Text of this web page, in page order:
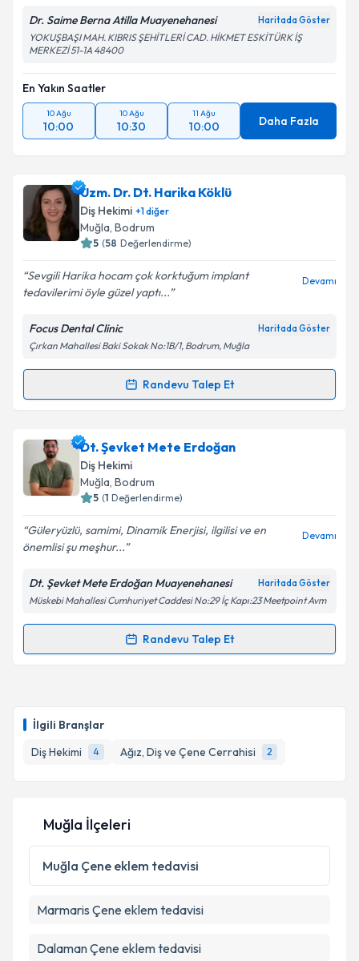
İlgili Branşlar
Diş Hekimi
4 Ağız, Diş ve Çene Cerrahisi 2
Dr. Saime Berna Atilla Muayenehanesi Haritada Göster
YOKUŞBAŞI MAH. KIBRIS ŞEHİTLERİ CAD. HİKMET ESKİTÜRK İŞ
MERKEZİ 51-1A 48400
En Yakın Saatler
10 Ağu
10:00
10 Ağu
10:30
11 Ağu
10:00 Daha Fazla
Uzm. Dr. Dt. Harika Köklü
Diş Hekimi +1diğer
Muğla, Bodrum
5 (58 Değerlendirme)
Sevgili Harika hocam çok korktuğum implant
tedavilerimi öyle güzel yaptı...
Devamı
Focus Dental Clinic Haritada Göster
Çırkan Mahallesi Baki Sokak No:1B/1, Bodrum, Muğla
Randevu Talep Et
Randevu Takvimi Talebi
Uzm. Dr. Dt. Harika Köklüiçin randevu takvimi talebi
oluşturun. Size bu uzmandan randevu almanız için bir
takvim hazırlandığında e-posta ile bilgilendireceğiz.
Kişisel verilerimin işlenmesine ilişkin
Aydınlatma
Metni'ni okudum ve kişisel verilerimin belirtilen
kapsamda işlenmesini kabul ediyorum.
Dt. Şevket Mete Erdoğan
Diş Hekimi
Muğla, Bodrum
5 (1 Değerlendirme)
Güleryüzlü, samimi, Dinamik Enerjisi, ilgilisi ve en
önemlisi şu meşhur...
Devamı
Dt. Şevket Mete Erdoğan Muayenehanesi Haritada Göster
Müskebi Mahallesi Cumhuriyet Caddesi No:29 İç Kapı:23 Meetpoint Avm
Randevu Talep Et
Randevu Takvimi Talebi
takvim hazırlandığında e-posta ile bilgilendireceğiz.
E-posta Adresiniz
Kişisel verilerimin işlenmesine ilişkinAydınlatma
Metni
'ni okudum ve kişisel verilerimin belirtilen
kapsamda işlenmesini kabul ediyorum.
Muğla İlçeleri
Muğla Çene eklem tedavisi
Marmaris Çene eklem tedavisi
DalamanÇene eklem tedavisi